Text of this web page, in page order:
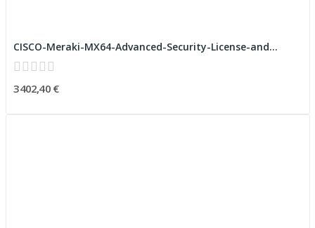
CISCO-Meraki-MX64-Advanced-Security-License-and...
3 402,40 €